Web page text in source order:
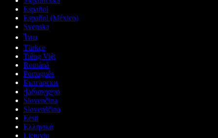
Español
Español (México)
Svenska
ไทย
Türkçe
Tiếng Việt
Română
Português
Български
ქართული
Slovenčina
Slovenščina
Eesti
Ελληνικά
Lietuvių